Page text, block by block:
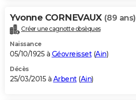
Yvonne CORNEVAUX (89 ans)
Créer une cagnotte obsèques
Naissance
05/10/1925 à Géovreisset(Ain)
Décès
25/03/2015 à Arbent(Ain)